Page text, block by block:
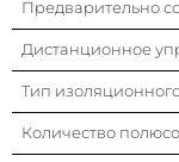
Предварительно
Дистанционное
Тип
Количество